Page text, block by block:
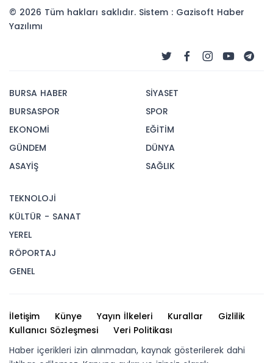
© 2026 Tüm hakları saklıdır. Sistem : Gazisoft Haber
Yazılımı
BURSA HABER
BURSASPOR
EKONOMİ
GÜNDEM
ASAYİŞ
SİYASET
SPOR
EĞİTİM
DÜNYA
SAĞLIK
TEKNOLOJİ
KÜLTÜR - SANAT
YEREL
RÖPORTAJ
GENEL
İletişim Künye Yayın İlkeleri Kurallar
Gizlilik
Kullanıcı Sözleşmesi
Veri Politikası
Haber içerikleri izin alınmadan, kaynak gösterilerek dahi